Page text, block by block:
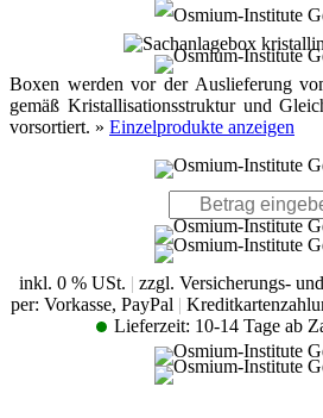
Boxen werden vor der Auslieferung
gemäß Kristallisationsstruktur und
vorsortiert. » Einzelprodukte anzeigen
inkl. 0 % USt. | zzgl. Versicherungs-
per: Vorkasse, PayPal |
Lieferzeit: 10-14 Tage ab